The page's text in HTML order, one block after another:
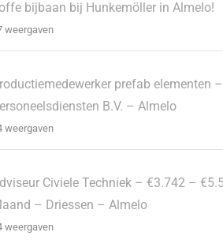
bijbaan bij Hunkemöller in Almelo!
weergaven
prefab elementen
B.V. – Almelo
weergaven
Civiele Techniek – €3.742 –
– Driessen – Almelo
weergaven